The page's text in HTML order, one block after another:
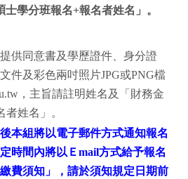
士學分班報名+報名者姓名 」。
供同意書及學歷證件、身分證
件及彩色兩吋照片JPG或PNG檔
，主旨請註明姓名及「財務金
姓名」。
本組將以電子郵件方式通知報名
時間內將以Ｅmail方式給予報名
費須知」，請於須知規定日期前